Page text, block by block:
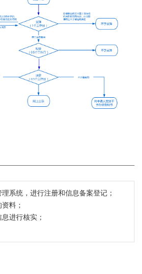
系统，进行注册和信息备案登记；
料；
进行核实；